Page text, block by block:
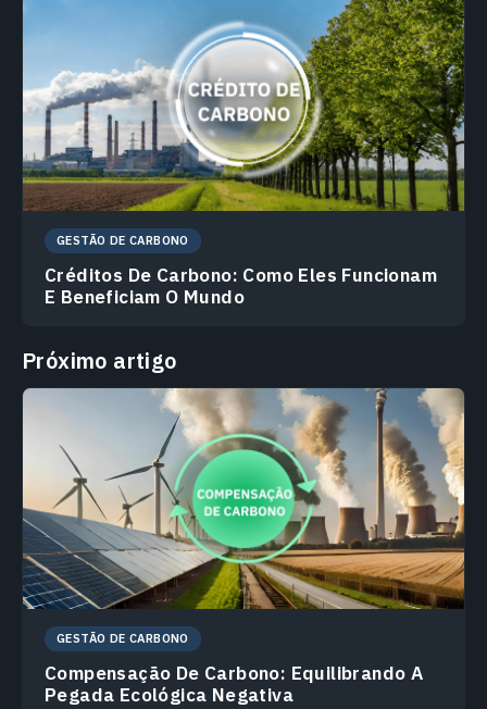
GESTÃO DE CARBONO
Créditos De Carbono: Como Eles Funcionam
E Beneficiam O Mundo
Próximo artigo
GESTÃO DE CARBONO
Compensação De Carbono: Equilibrando A
Pegada Ecológica Negativa